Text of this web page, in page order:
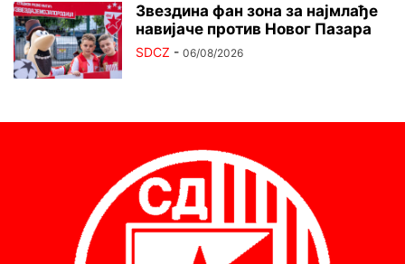
Звездина фан зона за најмлађе
навијаче против Новог Пазара
SDCZ - 06/08/2026